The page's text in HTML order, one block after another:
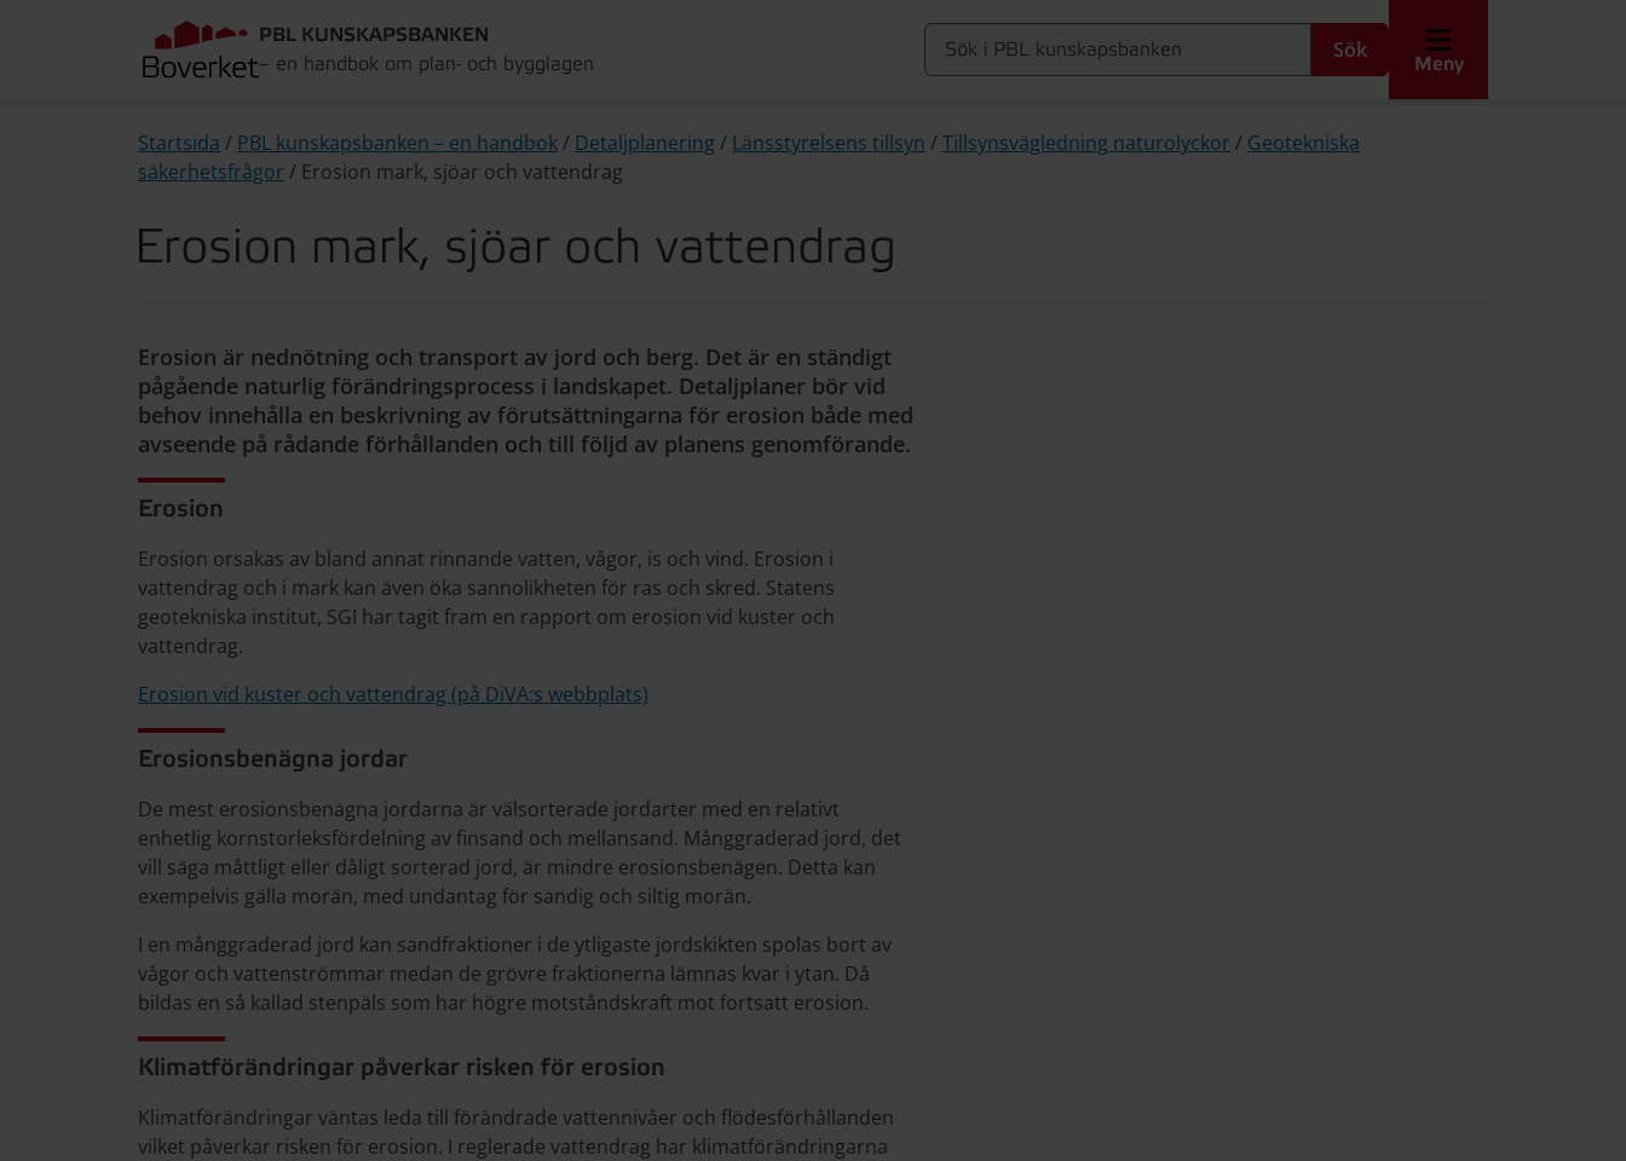
PBL KUNSKAPSBANKEN
– en handbok om plan- och bygglagen
Sök
Meny
Startsida / PBL kunskapsbanken – en handbok/ Detaljplanering / Länsstyrelsens tillsyn /Tillsynsvägledning naturolyckor / Geotekniska
säkerhetsfrågor / Erosion mark, sjöar och vattendrag
Erosion mark, sjöar och vattendrag
Erosion är nednötning och transport av jord och berg. Det är en ständigt
pågående naturlig förändringsprocess i landskapet. Detaljplaner bör vid
behov innehålla en beskrivning av förutsättningarna för erosion både med
avseende på rådande förhållanden och till följd av planens genomförande.
Erosion
Erosion orsakas av bland annat rinnande vatten, vågor, is och vind. Erosion i
vattendrag och i mark kan även öka sannolikheten för ras och skred. Statens
geotekniska institut, SGI har tagit fram en rapport om erosion vid kuster och
vattendrag.
Erosion vid kuster och vattendrag (på DiVA:s webbplats)
Erosionsbenägna jordar
De mest erosionsbenägna jordarna är välsorterade jordarter med en relativt
enhetlig kornstorleksfördelning av finsand och mellansand. Månggraderad jord, det
vill säga måttligt eller dåligt sorterad jord, är mindre erosionsbenägen. Detta kan
exempelvis gälla morän, med undantag för sandig och siltig morän.
I en månggraderad jord kan sandfraktioner i de ytligaste jordskikten spolas bort av
vågor och vattenströmmar medan de grövre fraktionerna lämnas kvar i ytan. Då
bildas en så kallad stenpäls som har högre motståndskraft mot fortsatt erosion.
Klimatförändringar påverkar risken för erosion
Klimatförändringar väntas leda till förändrade vattennivåer och flödesförhållanden
vilket påverkar risken för erosion. I reglerade vattendrag har klimatförändringarna